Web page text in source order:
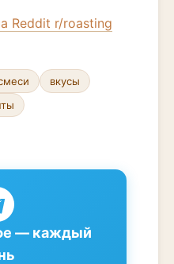
Reddit r/roasting
вкусы
— каждый